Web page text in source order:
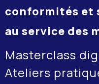
conformités et
au service des
Masterclass
Ateliers